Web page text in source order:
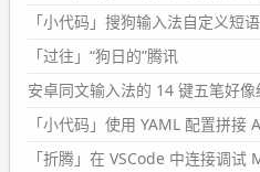
「小代码」搜狗输入法自定义短
「过往」“狗日的”腾讯
安卓同文输入法的 14 键五笔好像
「小代码」使用 YAML 配置拼
「折腾」在 VSCode 中连接调